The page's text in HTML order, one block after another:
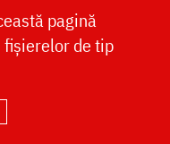
MEDIA
pagină
de tip